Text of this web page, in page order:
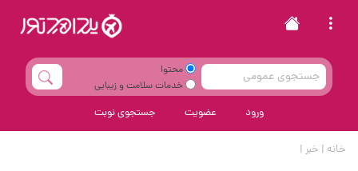
محتوا
خدمات سلامت و زیبایی
ورود عضویت جستجوی نوبت
خانه | خبر |